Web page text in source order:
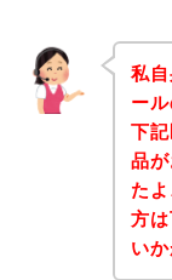
私
ー
下
品
た
方
い